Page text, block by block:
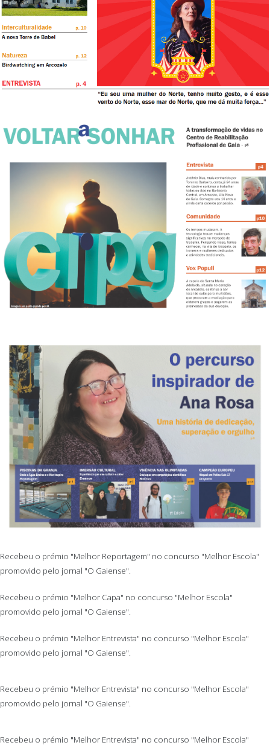
Recebeu o prémio "Melhor Reportagem" no concurso "Melhor Escola"
promovido pelo jornal "O Gaiense".
Recebeu o prémio "Melhor Capa" no concurso "Melhor Escola"
promovido pelo jornal "O Gaiense".
Recebeu o prémio "Melhor Entrevista" no concurso "Melhor Escola"
promovido pelo jornal "O Gaiense".
Recebeu o prémio "Melhor Entrevista" no concurso "Melhor Escola"
promovido pelo jornal "O Gaiense".
Recebeu o prémio "Melhor Entrevista" no concurso "Melhor Escola"